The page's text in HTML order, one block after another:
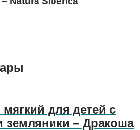
для детей с
земляники – Дракоша